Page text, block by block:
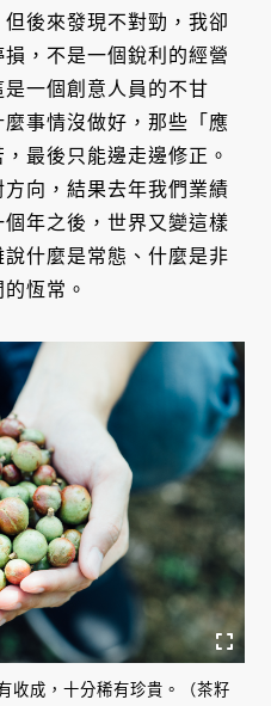
後來發現不對勁，我卻
，不是一個銳利的經營
一個創意人員的不甘
事情沒做好，那些「應
最後只能邊走邊修正。
向，結果去年我們業績
年之後，世界又變這樣
說什麼是常態、什麼是非
恆常。
收成，十分稀有珍貴。（茶籽